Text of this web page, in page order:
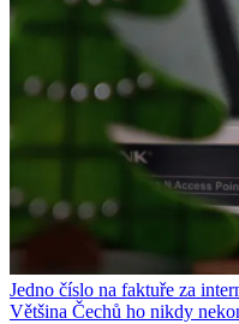
Jedno číslo na faktuře za
Většina Čechů ho nikdy